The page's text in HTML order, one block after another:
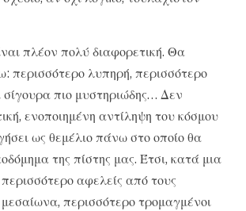
πλέον πολύ διαφορετική. Θα
περισσότερο λυπηρή, περισσότερο
σίγουρα πιο μυστηριώδης… Δεν
ενοποιημένη αντίληψη του κόσμου
ως θεμέλιο πάνω στο οποίο θα
της πίστης μας. Έτσι, κατά μια
αφελείς από τους
περισσότερο τρομαγμένοι